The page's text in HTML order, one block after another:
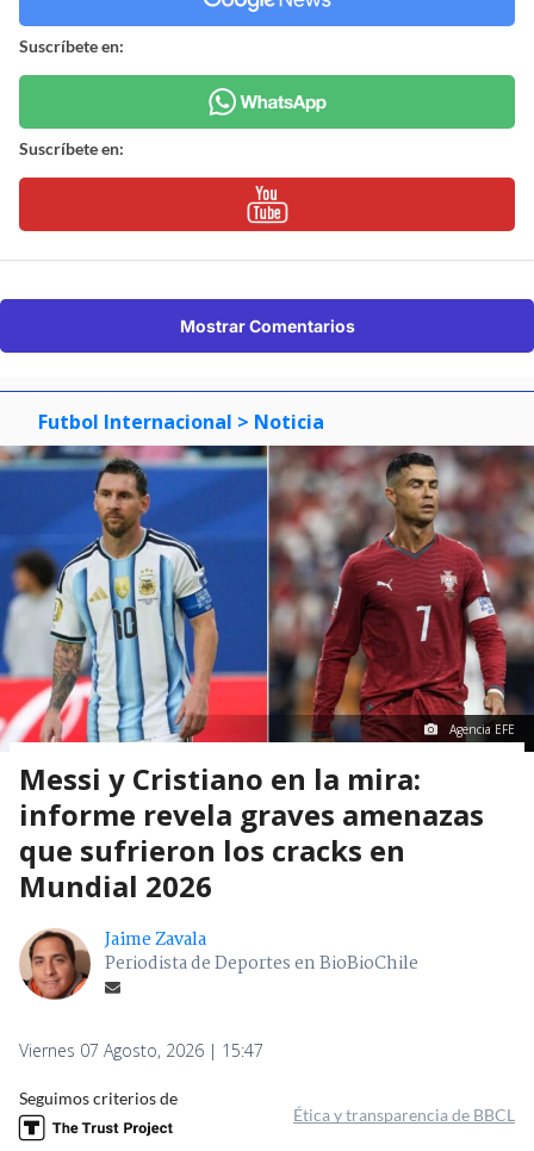
Suscríbete en:
Suscríbete en:
Mostrar Comentarios
Futbol Internacional > Noticia
Agencia EFE
Messi y Cristiano en la mira:
informe revela graves amenazas
que sufrieron los cracks en
Mundial 2026
Jaime Zavala
Periodista de Deportes en BioBioChile
Viernes 07 Agosto, 2026 | 15:47
Seguimos criterios de
Ética y transparencia de BBCL